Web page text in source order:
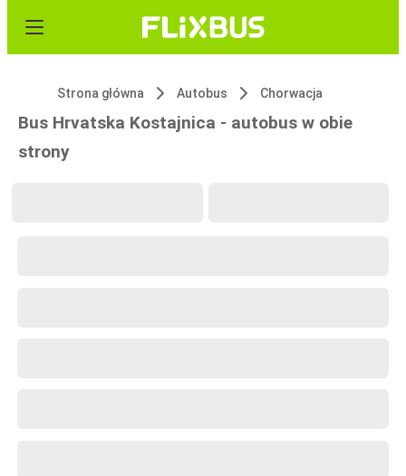
Strona główna Autobus Chorwacja
Bus Hrvatska Kostajnica - autobus w obie
strony